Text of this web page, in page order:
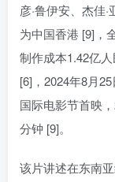
彦·鲁伊安、杰佳
为中国香港 [9]，
制作成本1.42亿
[6]，2024年8月
国际电影节首映
分钟 [9]。
该片讲述在东南